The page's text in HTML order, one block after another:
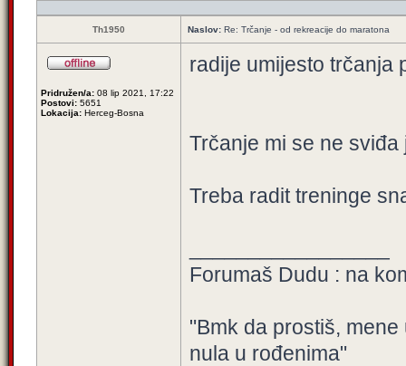
Th1950 Naslov: Re: Trčanje - od rekreacije do maratona
Pridružen/a: 08 lip 2021, 17:22
Postovi: 5651
Lokacija: Herceg-Bosna
radije umijesto trčanja
Trčanje mi se ne
Treba radit treninge
Forumaš Dudu : na
"Bmk da prostiš,
nula u rođenima"